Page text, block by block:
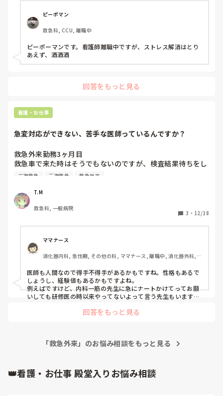
ピーポマン
救急科, CCU, 離職中
ピーポーマンです。看護師離職中ですが、ストレス解消はとり
あえず、酒酒酒
回答をもっと見る
看護・お仕事
急変対応ができない、苦手な医師っているんですか？
救急外来勤務3ヶ月目
救急車で来た時はそうでもないのですが、検査結果待ちをし
てる時に胸がいたと言ってそれからあれよあよれで心筋梗塞
幸い、救急科の先生がその場にいたので無事、転院搬送でき
ました。
まぁ、救急科の先生の指示出しが素晴らしいというか私みた
立ち上げ準備』など言ってくれたり、ベテランの先輩には
『ノルアド2Aを生食100で溶いて』『ルートキープもう一
つ』など指示していてカッコ良かったです。
そこで、先輩看護師から急変時どのように行動するべきか教
えてもらったのですが『医師によっては急変対応時、リーダ
ーシップを発揮するのが苦手な人がいる』とのこと。
もちろん、私たち看護師すら苦手、未経験分野があるように
医師も急変対応が苦手先生って実際いるんでしょうか？実際
二次救急 三次救急 救急外来
T.M
救急科, 一般病院
3 ・ 12/18
ママナース
消化器内科, 急性期, その他の科, ママナース, 離職中, 消化器外科,
医師も人間なので得手不得手があるかもですね。性格もあるで
しょうし、経験値もあるかもですよね。
例えばですけど、内科一筋の先生に急にナートかけてってお願
いしても研修医の時以来やってないよって言う先生もいますし
したね、循内の先生に依頼してました。
回答をもっと見る
「救急外来」のお悩み相談をもっと見る
👑看護・お仕事 殿堂入りお悩み相談